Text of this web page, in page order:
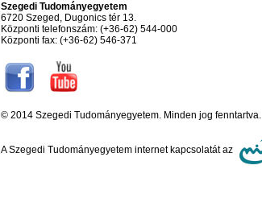
Szegedi Tudományegyetem
6720 Szeged, Dugonics tér 13.
Központi telefonszám: (+36-62) 544-000
Központi fax: (+36-62) 546-371
© 2014 Szegedi Tudományegyetem. Minden jog fenntartva.
A Szegedi Tudományegyetem internet kapcsolatát az